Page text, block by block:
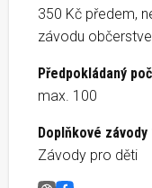
350 Kč předem,
závodu
Předpokládaný
max. 100
Doplňkové závody
Závody pro děti